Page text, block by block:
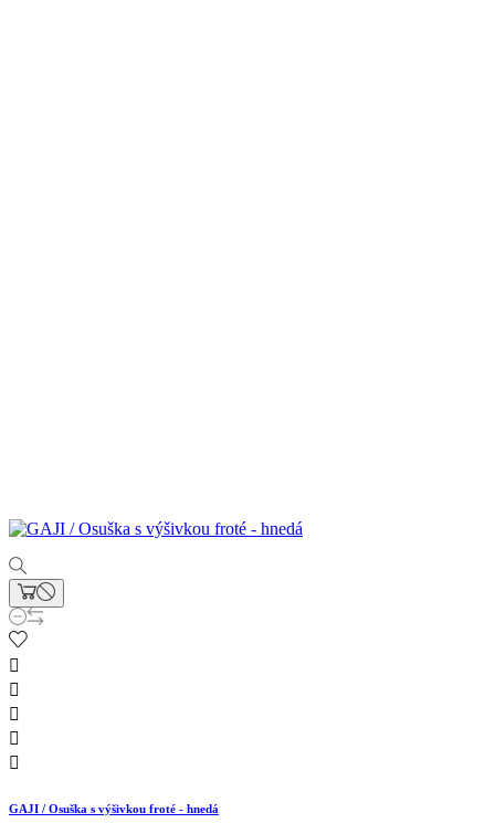





GAJI / Osuška s výšivkou froté - hnedá